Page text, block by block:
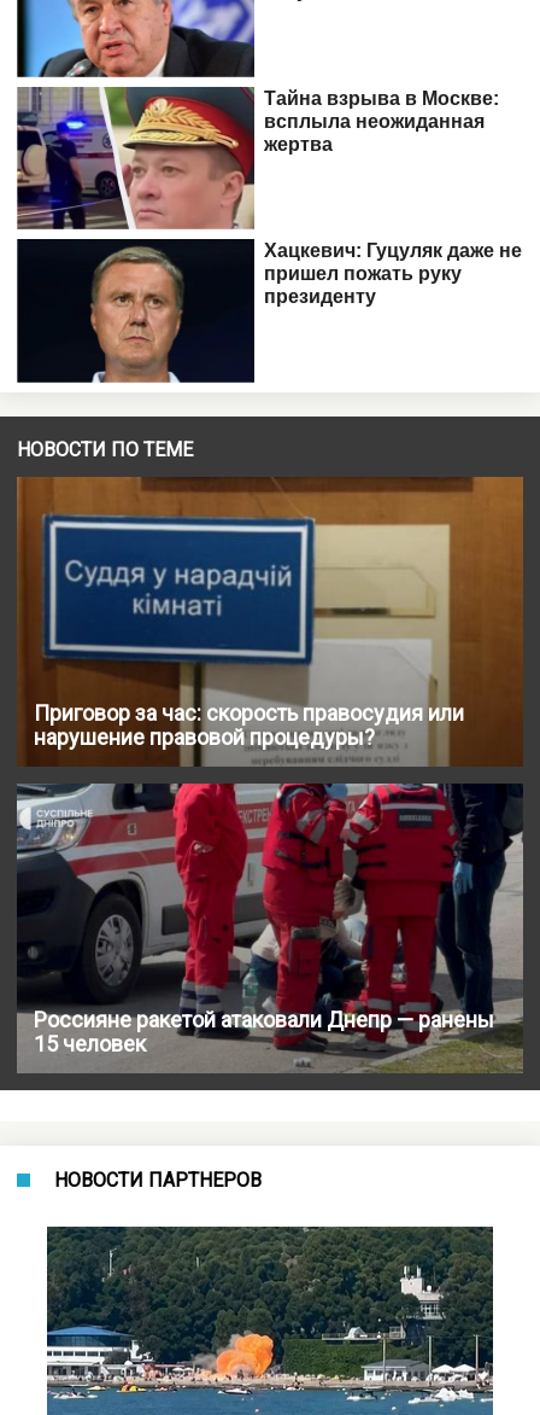
НОВОСТИ ПО ТЕМЕ
Приговор за час: скорость правосудия или
нарушение правовой процедуры?
Россияне ракетой атаковали Днепр — ранены
15 человек
НОВОСТИ ПАРТНЕРОВ